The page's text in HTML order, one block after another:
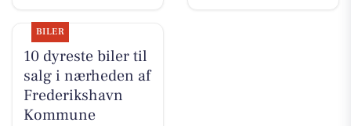
BILER
10 dyreste biler til
salg i nærheden af
Frederikshavn
Kommune